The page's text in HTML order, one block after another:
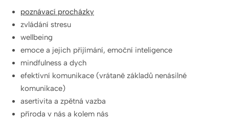
poznávací procházky
zvládání stresu
wellbeing
emoce a jejich přijímání, emoční inteligence
mindfulness a dych
efektívní komunikace (vrátaně základů nenásilné
komunikace)
asertivita a zpětná vazba
příroda v nás a kolem nás